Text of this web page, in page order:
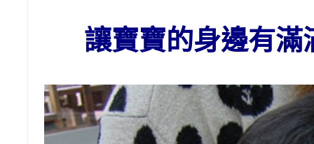
讓寶寶的身邊有滿